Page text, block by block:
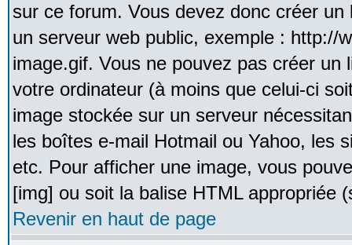
sur ce forum. Vous devez donc créer
un serveur web public, exemple : http://
image.gif. Vous ne pouvez pas créer un
votre ordinateur (à moins que celui-ci
image stockée sur un serveur
les boîtes e-mail Hotmail ou Yahoo, les
etc. Pour afficher une image, vous
[img] ou soit la balise HTML appropriée
Revenir en haut de page